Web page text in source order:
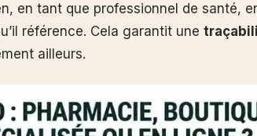
en tant que professionnel de santé,
référence. Cela garantit une
ailleurs.